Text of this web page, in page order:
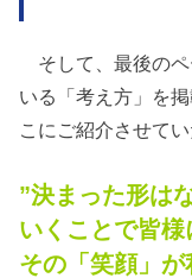
そして、最後のペ
いる「考え方」を
こにご紹介させてい
”決まった形は
いくことで皆
その「笑顔」